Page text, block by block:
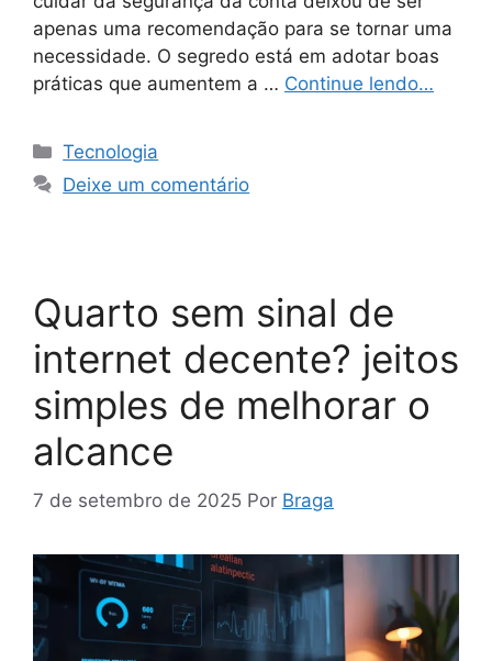
apenas uma recomendação para se tornar uma
necessidade. O segredo está em adotar boas
práticas que aumentem a … Continue lendo…
Categorias
Tecnologia
Deixe um comentário
Quarto sem sinal de
internet decente? jeitos
simples de melhorar o
alcance
7 de setembro de 2025 Por Braga